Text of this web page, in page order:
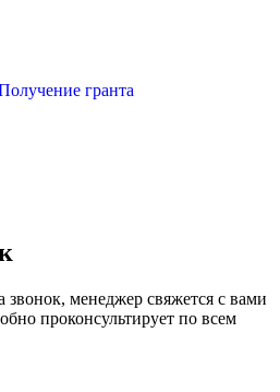
гранта
звонок, менеджер свяжется с вами
проконсультирует по всем